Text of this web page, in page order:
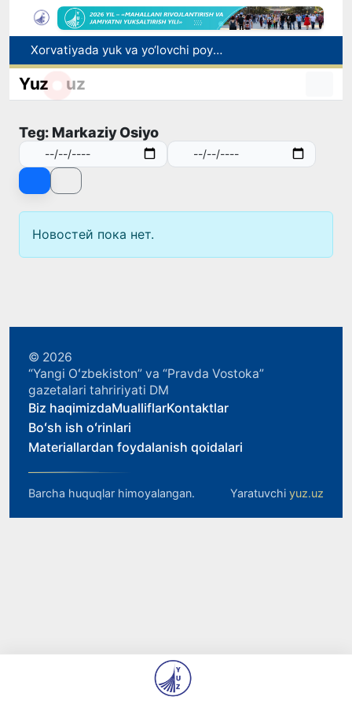
Xorvatiyada yuk va yo‘lovchi poyezdlarining to‘qnashib ketishi oqibatida 24 kishi jabrlandi
Bozor xizmatlarining 40 foizdan ortig‘i poytaxt hissasiga to‘g‘ri kelmoqda
“Men tanigan O‘zbekiston!”
Sirdaryoda yuk mashinasi hamda "Captiva" ishtirokida yo‘l-transport hodisasi sodir bo‘ldi
Yuz uz
Teg: Markaziy Osiyo
Новостей пока нет.
© 2026
“Yangi Oʻzbekiston” va “Pravda Vostoka”
gazetalari tahririyati DM
Biz haqimizdaMualliflarKontaktlar
Boʻsh ish oʻrinlari
Materiallardan foydalanish qoidalari
Barcha huquqlar himoyalangan. Yaratuvchi yuz.uz